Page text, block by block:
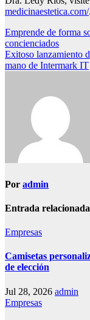
medicinaestetica.com/.
Navegación
de
entradas
Emprende de forma
concienciados
Exitoso lanzamiento
mano de Intermark IT
Por admin
Entrada relacionada
Empresas
Camisetas
de elección
Jul 28, 2026 admin
Empresas